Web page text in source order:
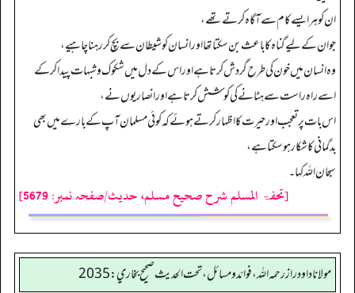
ان کو ہر ایسے کام سے آگاہ کرتے تھے،
جو ان کے لیے گناہ کا باعث بن سکتا تھا اور انسان کو شیطان سے بچ کر رہنا چاہیے،
وہ انسان میں خون کی طرح گردش کرتا ہے اور اس کے دل میں شکوک و شبہات پیدا کر کے
اسے راہ راست سے ہٹانے کی کوشش کرتا ہے اور انصاریوں نے،
اس بات پر تعجب اور حیرت کا اظہار کرتے ہوئے کہ کوئی مسلمان آپ کے بارے میں بھی
بدگمانی کا شکار ہو سکتا ہے،
سبحان اللہ کہا۔
[تحفۃ المسلم شرح صحیح مسلم، حدیث/صفحہ نمبر: 5679]
مولانا داود راز رحمه الله، فوائد و مسائل، تحت الحديث صحيح بخاري: 2035